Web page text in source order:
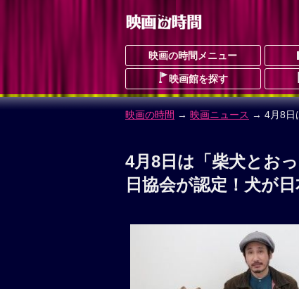
映画の時間メニュー
映画館を探す
映画の時間 → 映画ニュース → 4月8日
4月8日は「柴犬とお
日協会が認定！犬が